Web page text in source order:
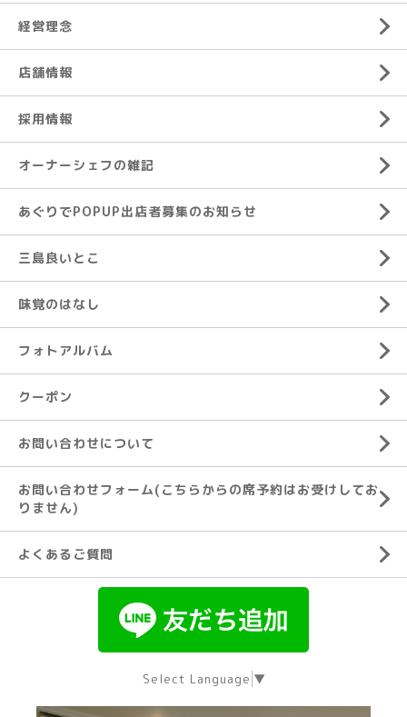
経営理念
店舗情報
採用情報
オーナーシェフの雑記
あぐりでPOPUP出店者募集のお知らせ
三島良いとこ
味覚のはなし
フォトアルバム
クーポン
お問い合わせについて
お問い合わせフォーム(こちらからの席予約はお受けしてお
りません)
よくあるご質問
Select Language ▼